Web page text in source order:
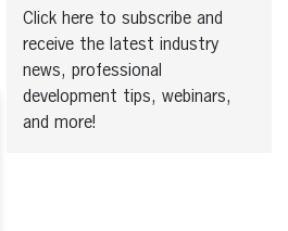
Click here to subscribe and
receive the latest industry
news, professional
development tips, webinars,
and more!